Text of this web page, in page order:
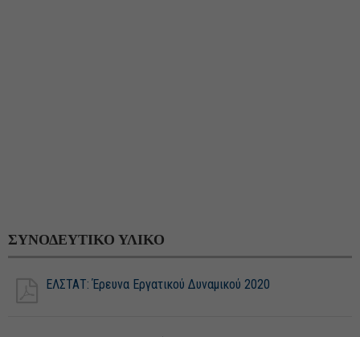
ΣΥΝΟΔΕΥΤΙΚΟ ΥΛΙΚΟ
ΕΛΣΤΑΤ: Έρευνα Εργατικού Δυναμικού 2020